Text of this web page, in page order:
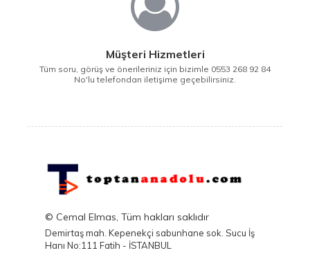
Müşteri Hizmetleri
Tüm soru, görüş ve önerileriniz için bizimle 0553 268 92 84
No'lu telefondan iletişime geçebilirsiniz.
© Cemal Elmas, Tüm hakları saklıdır
Demirtaş mah. Kepenekçi sabunhane sok. Sucu İş
Hanı No:111 Fatih - İSTANBUL